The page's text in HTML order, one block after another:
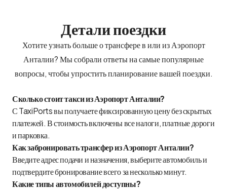
Детали поездки
Хотите узнать больше о трансфере в или из Аэропорт
Анталии? Мы собрали ответы на самые популярные
вопросы, чтобы упростить планирование вашей поездки.
Сколько стоит такси из Аэропорт Анталии?
С TaxiPorts вы получаете фиксированную цену без скрытых
платежей. В стоимость включены все налоги, платные дороги
и парковка.
Как забронировать трансфер из Аэропорт Анталии?
Введите адрес подачи и назначения, выберите автомобиль и
подтвердите бронирование всего за несколько минут.
Какие типы автомобилей доступны?